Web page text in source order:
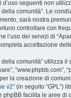
seguenti non
comunità”. Le
sarà nostra
controllare con
l’uso dei servizi di
accettazione
comunità” utilizza il
“www.phpbb.com”,
la creazione di
v2” (in seguito “GPL”)
phpBB facilita le aree di